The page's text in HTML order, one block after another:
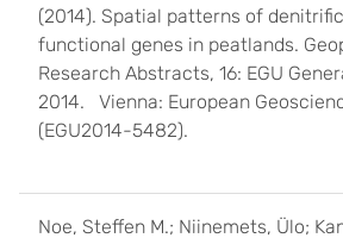
(2014). Spatial patterns of
functional genes in peatlands.
Research Abstracts, 16: EGU
2014. Vienna: European
(EGU2014-5482).
Noe, Steffen M.; Niinemets, Ülo;